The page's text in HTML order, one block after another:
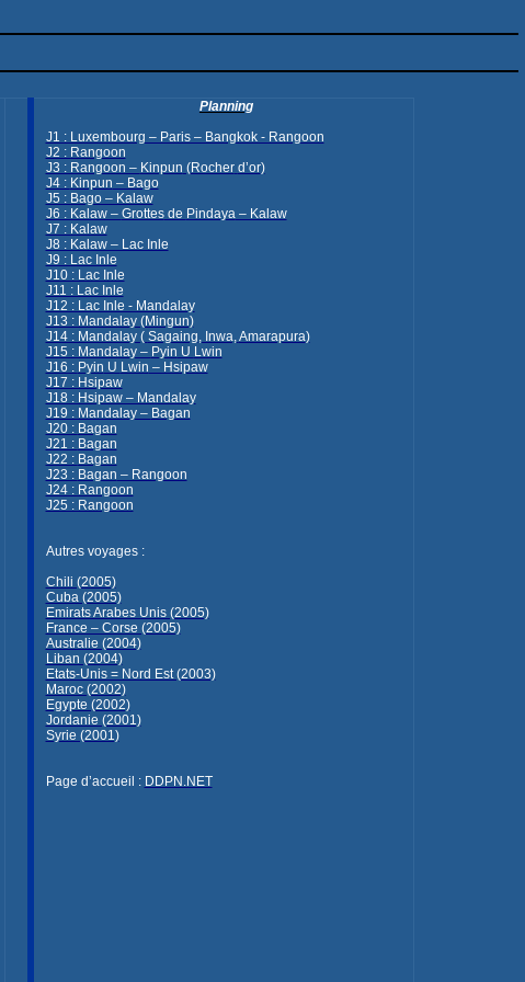
Planning
J1 : Luxembourg – Paris – Bangkok - Rangoon
J2 : Rangoon
J3 : Rangoon – Kinpun (Rocher d’or)
J4 : Kinpun – Bago
J5 : Bago – Kalaw
J6 : Kalaw – Grottesde Pindaya– Kalaw
J7 : Kalaw
J8 : Kalaw – Lac Inle
J9 : Lac Inle
J10 : Lac Inle
J11 : Lac Inle
J12 : Lac Inle - Mandalay
J13 : Mandalay (Mingun)
J14 : Mandalay ( Sagaing, Inwa,Amarapura)
J15 : Mandalay – Pyin U Lwin
J16 : Pyin U Lwin – Hsipaw
J17 : Hsipaw
J18 : Hsipaw – Mandalay
J19 : Mandalay – Bagan
J20 : Bagan
J21 : Bagan
J22 : Bagan
J23 : Bagan – Rangoon
J24 : Rangoon
J25 : Rangoon
Autres voyages :
Chili (2005)
Cuba (2005)
Emirats Arabes Unis (2005)
France – Corse (2005)
Australie (2004)
Liban (2004)
Etats-Unis = Nord Est (2003)
Maroc (2002)
Egypte (2002)
Jordanie (2001)
Syrie (2001)
Page d’accueil : DDPN.NET